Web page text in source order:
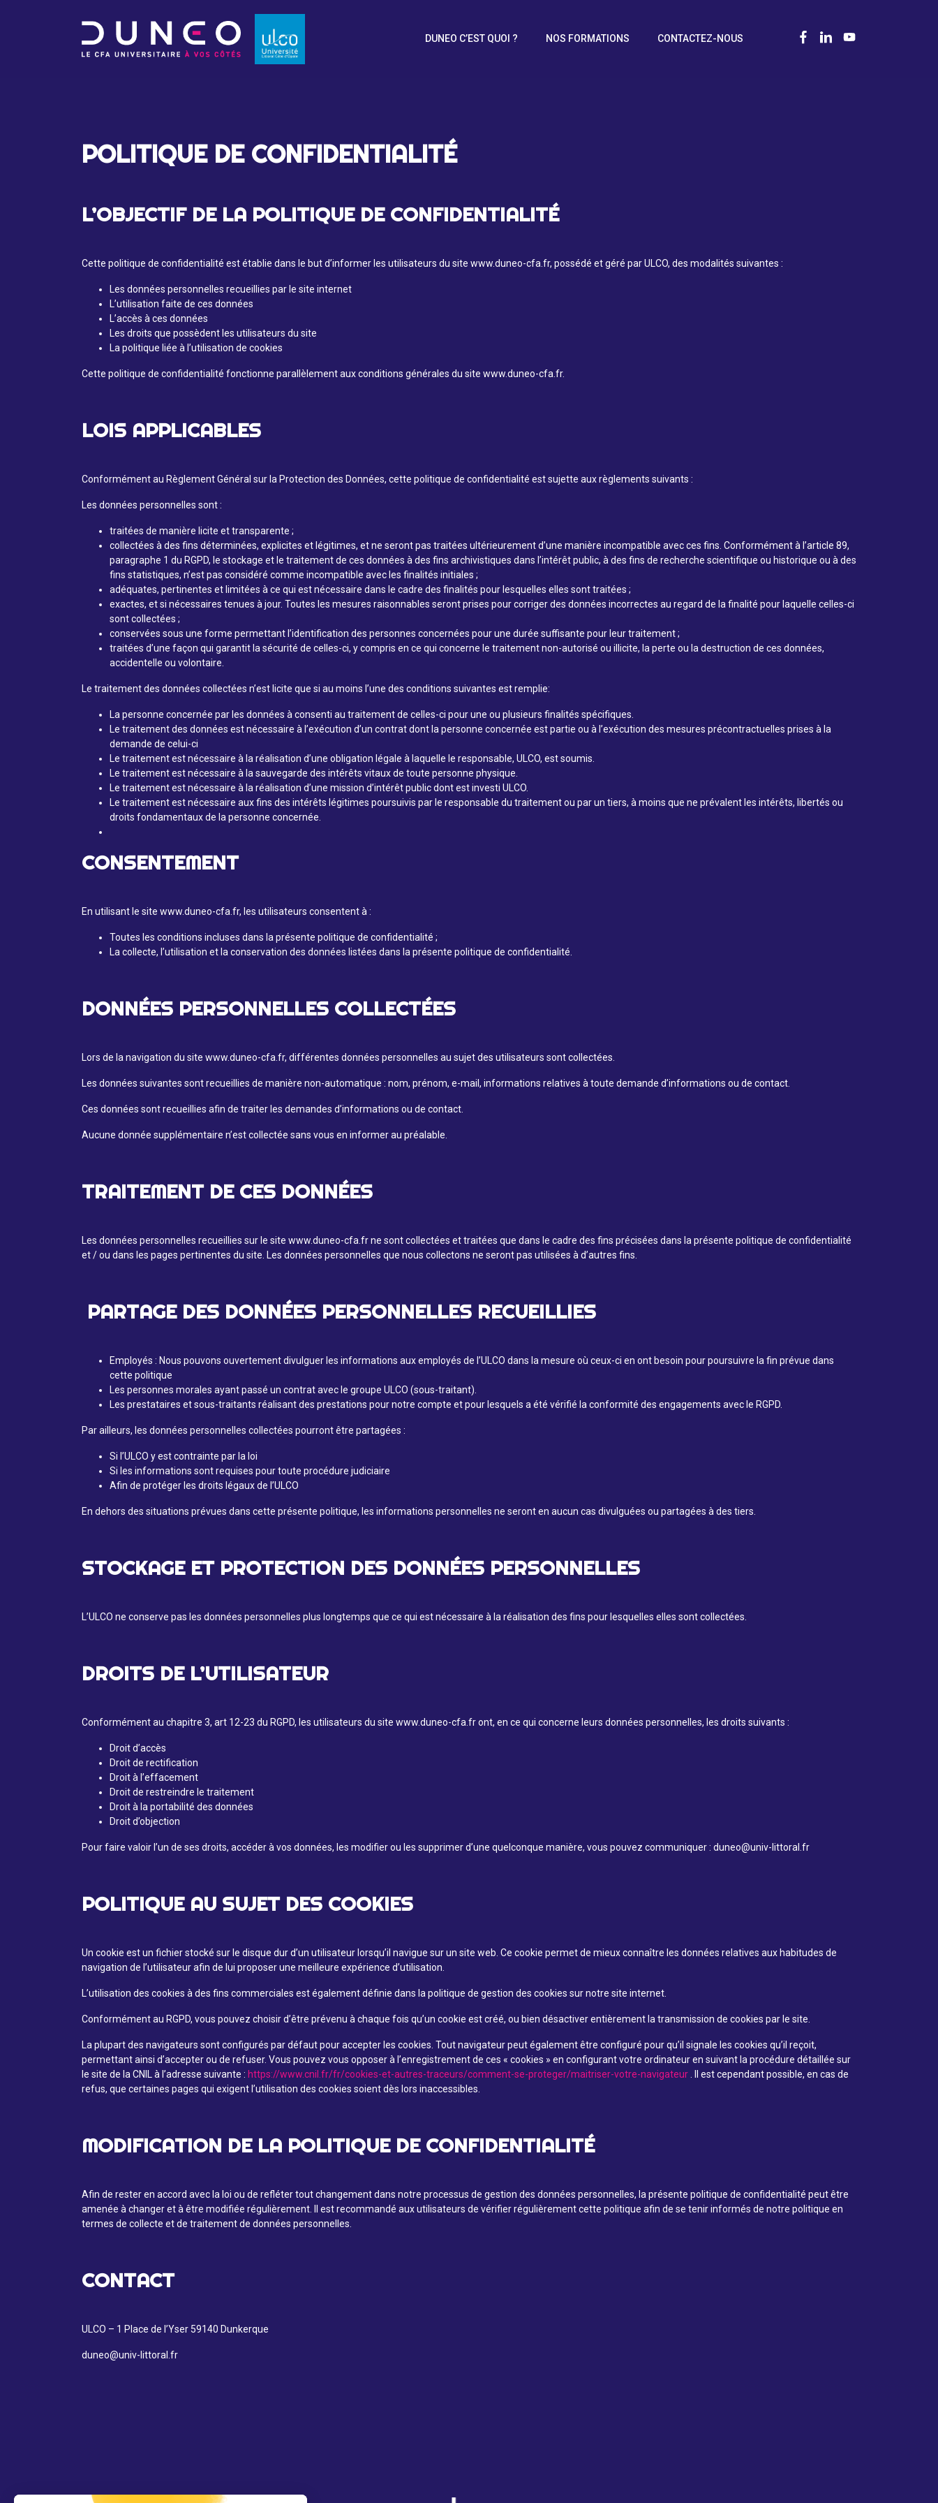
DUNEO C’EST QUOI ? NOS FORMATIONS CONTACTEZ-NOUS
POLITIQUE DE CONFIDENTIALITÉ
L’OBJECTIF DE LA POLITIQUE DE CONFIDENTIALITÉ
Cette politique de confidentialité est établie dans le but d’informer les utilisateurs du site www.duneo-cfa.fr, possédé et géré par ULCO, des modalités suivantes :
Les données personnelles recueillies par le site internet
L’utilisation faite de ces données
L’accès à ces données
Les droits que possèdent les utilisateurs du site
La politique liée à l’utilisation de cookies
Cette politique de confidentialité fonctionne parallèlement aux conditions générales du site www.duneo-cfa.fr.
LOIS APPLICABLES
Conformément au Règlement Général sur la Protection des Données, cette politique de confidentialité est sujette aux règlements suivants :
Les données personnelles sont :
traitées de manière licite et transparente ;
collectées à des fins déterminées, explicites et légitimes, et ne seront pas traitées ultérieurement d’une manière incompatible avec ces fins. Conformément à l’article 89,
paragraphe 1 du RGPD, le stockage et le traitement de ces données à des fins archivistiques dans l’intérêt public, à des fins de recherche scientifique ou historique ou à des
fins statistiques, n’est pas considéré comme incompatible avec les finalités initiales ;
adéquates, pertinentes et limitées à ce qui est nécessaire dans le cadre des finalités pour lesquelles elles sont traitées ;
exactes, et si nécessaires tenues à jour. Toutes les mesures raisonnables seront prises pour corriger des données incorrectes au regard de la finalité pour laquelle celles-ci
sont collectées ;
conservées sous une forme permettant l’identification des personnes concernées pour une durée suffisante pour leur traitement ;
traitées d’une façon qui garantit la sécurité de celles-ci, y compris en ce qui concerne le traitement non-autorisé ou illicite, la perte ou la destruction de ces données,
accidentelle ou volontaire.
Le traitement des données collectées n’est licite que si au moins l’une des conditions suivantes est remplie:
La personne concernée par les données à consenti au traitement de celles-ci pour une ou plusieurs finalités spécifiques.
Le traitement des données est nécessaire à l’exécution d’un contrat dont la personne concernée est partie ou à l’exécution des mesures précontractuelles prises à la
demande de celui-ci
Le traitement est nécessaire à la réalisation d’une obligation légale à laquelle le responsable, ULCO, est soumis.
Le traitement est nécessaire à la sauvegarde des intérêts vitaux de toute personne physique.
Le traitement est nécessaire à la réalisation d’une mission d’intérêt public dont est investi ULCO.
Le traitement est nécessaire aux fins des intérêts légitimes poursuivis par le responsable du traitement ou par un tiers, à moins que ne prévalent les intérêts, libertés ou
droits fondamentaux de la personne concernée.
CONSENTEMENT
En utilisant le site www.duneo-cfa.fr, les utilisateurs consentent à :
Toutes les conditions incluses dans la présente politique de confidentialité ;
La collecte, l’utilisation et la conservation des données listées dans la présente politique de confidentialité.
DONNÉES PERSONNELLES COLLECTÉES
Lors de la navigation du site www.duneo-cfa.fr, différentes données personnelles au sujet des utilisateurs sont collectées.
Les données suivantes sont recueillies de manière non-automatique : nom, prénom, e-mail, informations relatives à toute demande d’informations ou de contact.
Ces données sont recueillies afin de traiter les demandes d’informations ou de contact.
Aucune donnée supplémentaire n’est collectée sans vous en informer au préalable.
TRAITEMENT DE CES DONNÉES
Les données personnelles recueillies sur le site www.duneo-cfa.fr ne sont collectées et traitées que dans le cadre des fins précisées dans la présente politique de confidentialité
et / ou dans les pages pertinentes du site. Les données personnelles que nous collectons ne seront pas utilisées à d’autres fins.
PARTAGE DES DONNÉES PERSONNELLES RECUEILLIES
Employés : Nous pouvons ouvertement divulguer les informations aux employés de l’ULCO dans la mesure où ceux-ci en ont besoin pour poursuivre la fin prévue dans
cette politique
Les personnes morales ayant passé un contrat avec le groupe ULCO (sous-traitant).
Les prestataires et sous-traitants réalisant des prestations pour notre compte et pour lesquels a été vérifié la conformité des engagements avec le RGPD.
Par ailleurs, les données personnelles collectées pourront être partagées :
Si l’ULCO y est contrainte par la loi
Si les informations sont requises pour toute procédure judiciaire
Afin de protéger les droits légaux de l’ULCO
En dehors des situations prévues dans cette présente politique, les informations personnelles ne seront en aucun cas divulguées ou partagées à des tiers.
STOCKAGE ET PROTECTION DES DONNÉES PERSONNELLES
L’ULCO ne conserve pas les données personnelles plus longtemps que ce qui est nécessaire à la réalisation des fins pour lesquelles elles sont collectées.
DROITS DE L’UTILISATEUR
Conformément au chapitre 3, art 12-23 du RGPD, les utilisateurs du site www.duneo-cfa.fr ont, en ce qui concerne leurs données personnelles, les droits suivants :
Droit d’accès
Droit de rectification
Droit à l’effacement
Droit de restreindre le traitement
Droit à la portabilité des données
Droit d’objection
Pour faire valoir l’un de ses droits, accéder à vos données, les modifier ou les supprimer d’une quelconque manière, vous pouvez communiquer : duneo@univ-littoral.fr
POLITIQUE AU SUJET DES COOKIES
Un cookie est un fichier stocké sur le disque dur d’un utilisateur lorsqu’il navigue sur un site web. Ce cookie permet de mieux connaître les données relatives aux habitudes de
navigation de l’utilisateur afin de lui proposer une meilleure expérience d’utilisation.
L’utilisation des cookies à des fins commerciales est également définie dans la politique de gestion des cookies sur notre site internet.
Conformément au RGPD, vous pouvez choisir d’être prévenu à chaque fois qu’un cookie est créé, ou bien désactiver entièrement la transmission de cookies par le site.
La plupart des navigateurs sont configurés par défaut pour accepter les cookies. Tout navigateur peut également être configuré pour qu’il signale les cookies qu’il reçoit,
permettant ainsi d’accepter ou de refuser. Vous pouvez vous opposer à l’enregistrement de ces « cookies » en configurant votre ordinateur en suivant la procédure détaillée sur
le site de la CNIL à l’adresse suivante : https://www.cnil.fr/fr/cookies-et-autres-traceurs/comment-se-proteger/maitriser-votre-navigateur . Il est cependant possible, en cas de
refus, que certaines pages qui exigent l’utilisation des cookies soient dès lors inaccessibles.
MODIFICATION DE LA POLITIQUE DE CONFIDENTIALITÉ
Afin de rester en accord avec la loi ou de refléter tout changement dans notre processus de gestion des données personnelles, la présente politique de confidentialité peut être
amenée à changer et à être modifiée régulièrement. Il est recommandé aux utilisateurs de vérifier régulièrement cette politique afin de se tenir informés de notre politique en
termes de collecte et de traitement de données personnelles.
CONTACT
ULCO – 1 Place de l’Yser 59140 Dunkerque
duneo@univ-littoral.fr